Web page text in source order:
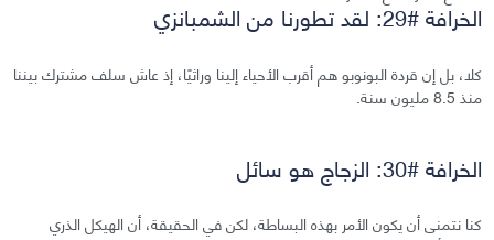
الخرافة #29: لقد تطورنا من الشمبانزي
كلا، بل إن قردة البونوبو هم أقرب الأحياء إلينا وراثيًا، إذ عاش سلف مشترك بيننا
منذ 8.5 مليون سنة.
الخرافة #30: الزجاج هو سائل
كنا نتمنى أن يكون الأمر بهذه البساطة، لكن في الحقيقة، أن الهيكل الذري